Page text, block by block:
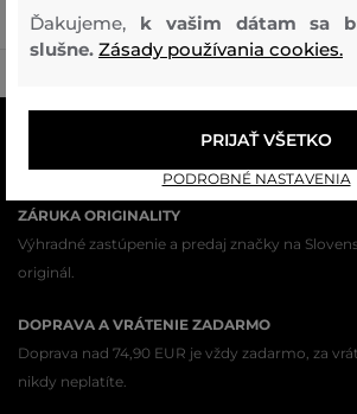
ZÁRUKA ORIGINALITY
Výhradné zastúpenie a predaj značky na
originál.
DOPRAVA A VRÁTENIE ZADARMO
Doprava nad 74,90 EUR je vždy zadarmo, za
nikdy neplatíte.
Ďakujeme, k vašim dátam sa
slušne. Zásady používania cookies.
PODROBNÉ NASTAVENIA
PRIJAŤ VŠETKO